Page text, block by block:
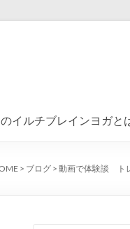
イルチブレインヨガと
> ブログ > 動画で体験談 ト